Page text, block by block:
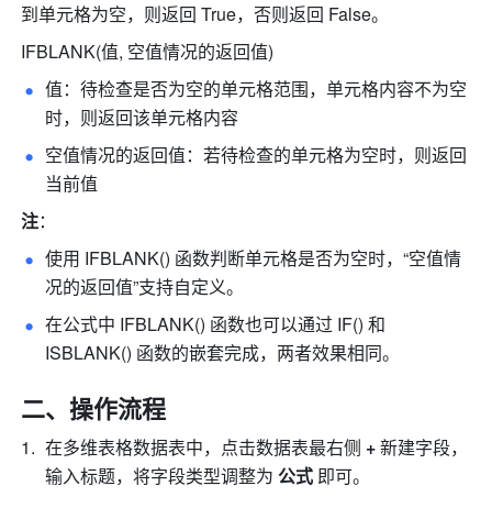
到单元格为空，则返回 True，否则返回 False。
IFBLANK(值, 空值情况的返回值)
值：待检查是否为空的单元格范围，单元格内容不为空
时，则返回该单元格内容
空值情况的返回值：若待检查的单元格为空时，则返回
当前值
注：
使用 IFBLANK() 函数判断单元格是否为空时，“空值情
况的返回值”支持自定义。
在公式中 IFBLANK() 函数也可以通过 IF() 和
ISBLANK() 函数的嵌套完成，两者效果相同。
二、操作流程
在多维表格数据表中，点击数据表最右侧 + 新建字段，
输入标题，将字段类型调整为 公式 即可。